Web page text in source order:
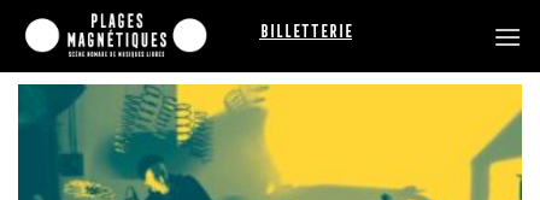
Passer
contenu
Billetterie